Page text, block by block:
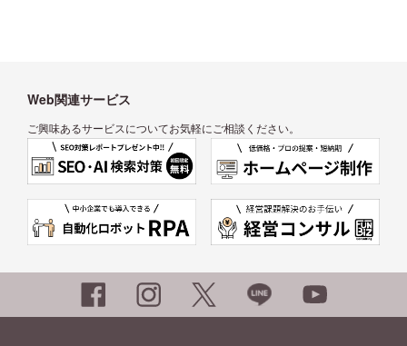
Web関連サービス
ご興味あるサービスについてお気軽にご相談ください。